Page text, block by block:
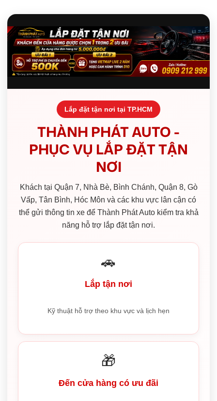
Lắp đặt tận nơi tại TP.HCM
THÀNH PHÁT AUTO -
PHỤC VỤ LẮP ĐẶT TẬN
NƠI
Khách tại Quận 7, Nhà Bè, Bình Chánh, Quận 8, Gò
Vấp, Tân Bình, Hóc Môn và các khu vực lân cận có
thể gửi thông tin xe để Thành Phát Auto kiểm tra khả
năng hỗ trợ lắp đặt tận nơi.
🚗
Lắp tận nơi
Kỹ thuật hỗ trợ theo khu vực và lịch hẹn
🎁
Đến cửa hàng có ưu đãi